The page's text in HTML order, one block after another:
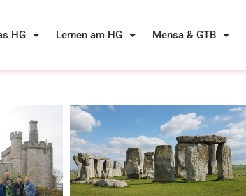
HG Lernen am HG Mensa & GTB